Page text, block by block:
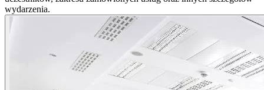
wydarzenia.